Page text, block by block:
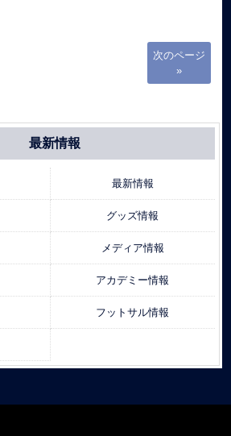
次のページ
»
最新情報
最新情報
グッズ情報
メディア情報
アカデミー情報
フットサル情報